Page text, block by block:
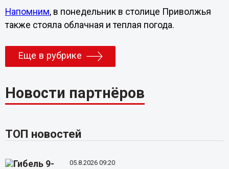
Напомним, в понедельник в столице Приволжья
также стояла облачная и теплая погода.
Еще в рубрике
Новости партнёров
ТОП новостей
05.8.2026 09:20